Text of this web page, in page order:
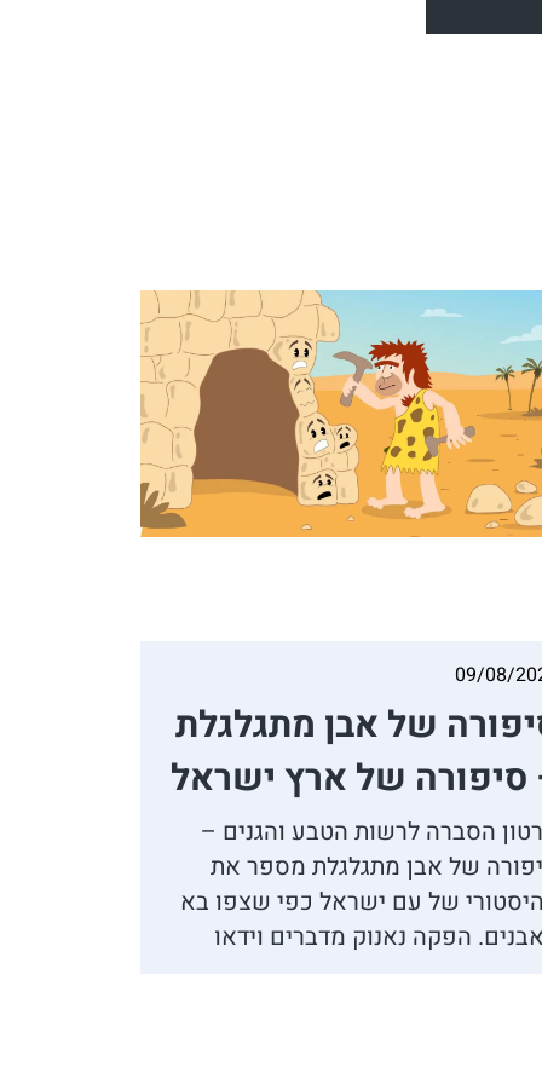
09/08/
של אבן מתגלגלת
סיפורה של ארץ ישראל
הסברה לרשות הטבע והגנים –
של אבן מתגלגלת מספר את
של עם ישראל כפי שצפו בא
הפקה נאנוק מדברים וידאו